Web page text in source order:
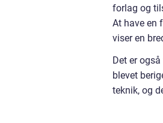
forlag og
At have en
viser en
Det er
blevet
teknik, og